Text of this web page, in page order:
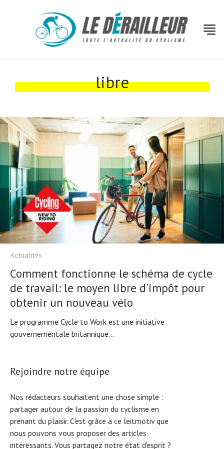
libre
Actualités
Comment fonctionne le schéma de cycle
de travail: le moyen libre d'impôt pour
obtenir un nouveau vélo
Le programme Cycle to Work est une initiative
gouvernementale britannique...
Rejoindre notre équipe
Nos rédacteurs souhaitent une chose simple :
partager autour de la passion du cyclisme en
prenant du plaisir. C'est grâce à ce leitmotiv que
nous pouvons vous proposer des articles
intéressants. Vous partagez notre état d'esprit ?
Tests de produits
Tendances
Tous nos articles
À propos